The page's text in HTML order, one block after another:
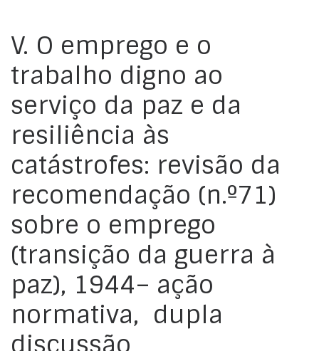
V. O emprego e o
trabalho digno ao
serviço da paz e da
resiliência às
catástrofes: revisão da
recomendação (n.º71)
sobre o emprego
(transição da guerra à
paz), 1944– ação
normativa, dupla